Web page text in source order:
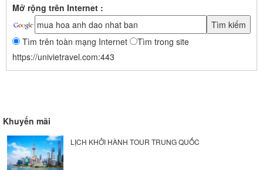
Mở rộng trên Internet :
Tìm trên toàn mạng Internet
Tìm trong site
https://univietravel.com:443
Khuyến mãi
LỊCH KHỞI HÀNH TOUR TRUNG QUỐC